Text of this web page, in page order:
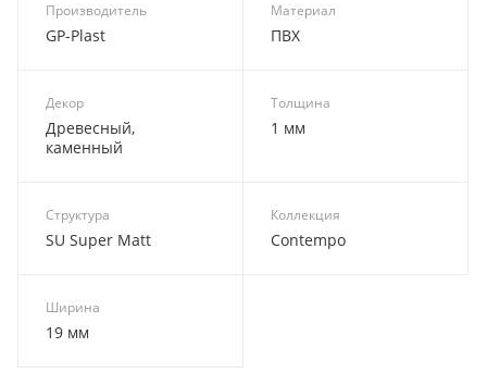
Производитель
GP-Plast
Материал
ПВХ
Декор
Древесный,
каменный
Толщина
1 мм
Структура
SU Super Matt
Коллекция
Contempo
Ширина
19 мм